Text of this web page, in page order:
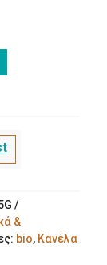
&
bio, Κανέλα